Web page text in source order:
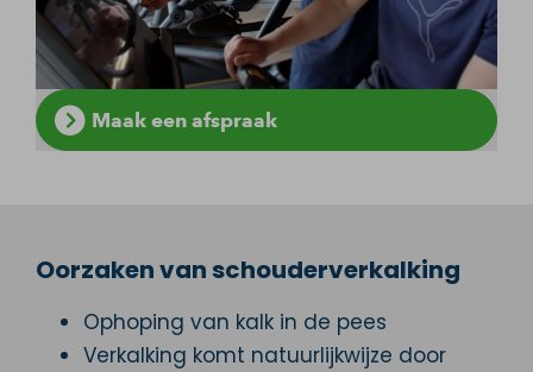
Maak een afspraak
Oorzaken van schouderverkalking
Ophoping van kalk in de pees
Verkalking komt natuurlijkwijze door